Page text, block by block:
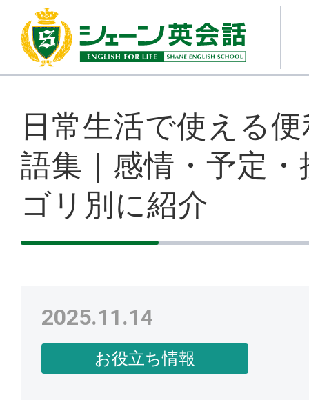
日常生活で使える
語集｜感情・予定
ゴリ別に紹介
2025.11.14
お役立ち情報